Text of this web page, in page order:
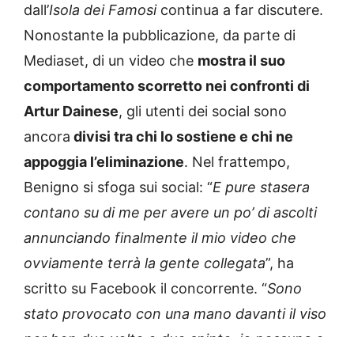
dall’Isola dei Famosicontinua a far discutere.
Nonostante la pubblicazione, da parte di
Mediaset, di un video che mostra il suo
comportamento scorretto nei confronti di
Artur Dainese, gli utenti dei social sono
ancora divisi tra chi lo sostiene e chi ne
appoggia l’eliminazione. Nel frattempo,
Benigno si sfoga sui social: “E pure stasera
contano su di me per avere un po’ di ascolti
annunciando finalmente il mio video che
ovviamente terrà la gente collegata”, ha
scritto su Facebook il concorrente. “Sono
stato provocato con una mano davanti il viso